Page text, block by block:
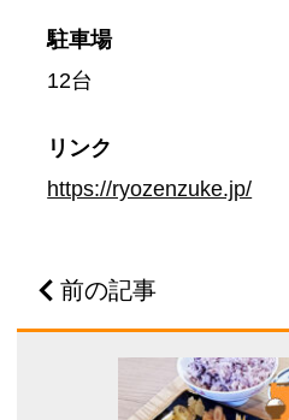
駐車場
12台
リンク
https://ryozenzuke.jp/
前の記事